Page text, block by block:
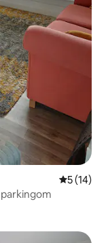
Prosječna
5 (14)